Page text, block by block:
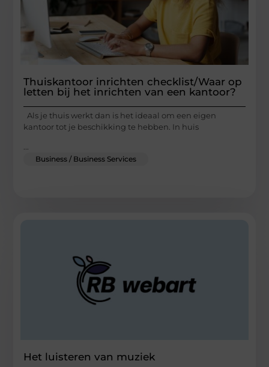
Thuiskantoor inrichten checklist/Waar op
letten bij het inrichten van een kantoor?
Als je thuis werkt dan is het ideaal om een eigen
kantoor tot je beschikking te hebben. In huis
...
Business / Business Services
Het luisteren van muziek